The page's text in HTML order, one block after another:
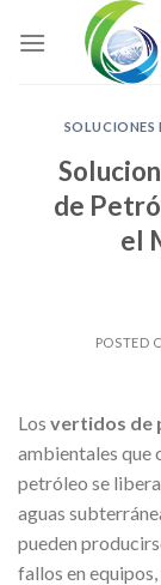
SOLUCIONES
de
el
POSTED
Los vertidos de
ambientales que
petróleo se
aguas
pueden
fallos en